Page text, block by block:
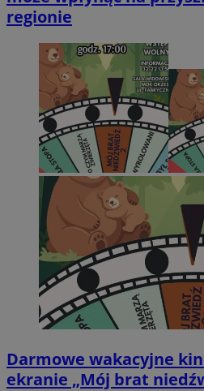
regionie
Darmowe wakacyjne
ekranie „Mój brat